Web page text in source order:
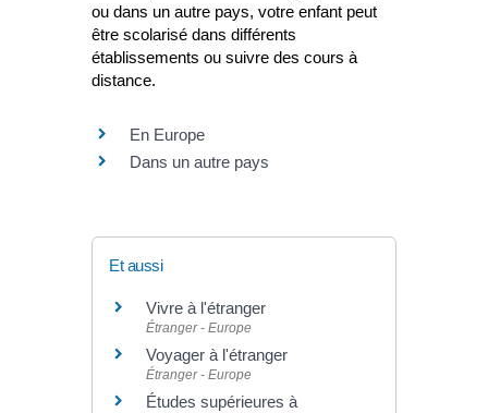
ou dans un autre pays, votre enfant peut
être scolarisé dans différents
établissements ou suivre des cours à
distance.
En Europe
Dans un autre pays
Et aussi
Vivre à l'étranger
Étranger - Europe
Voyager à l'étranger
Étranger - Europe
Études supérieures à